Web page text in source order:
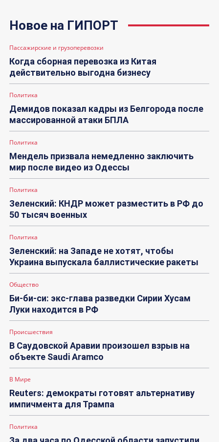
Новое на ГИПОРТ
Пассажирские и грузоперевозки
Когда сборная перевозка из Китая
действительно выгодна бизнесу
Политика
Демидов показал кадры из Белгорода после
массированной атаки БПЛА
Политика
Мендель призвала немедленно заключить
мир после видео из Одессы
Политика
Зеленский: КНДР может разместить в РФ до
50 тысяч военных
Политика
Зеленский: на Западе не хотят, чтобы
Украина выпускала баллистические ракеты
Общество
Би-би-си: экс-глава разведки Сирии Хусам
Луки находится в РФ
Происшествия
В Саудовской Аравии произошел взрыв на
объекте Saudi Aramco
В Мире
Reuters: демократы готовят альтернативу
импичмента для Трампа
Политика